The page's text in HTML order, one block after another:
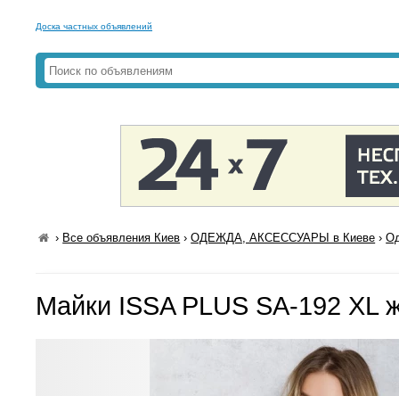
Доска частных объявлений
› Все объявления Киев ›ОДЕЖДА, АКСЕССУАРЫ в Киеве ›
Майки ISSA PLUS SA-192 XL